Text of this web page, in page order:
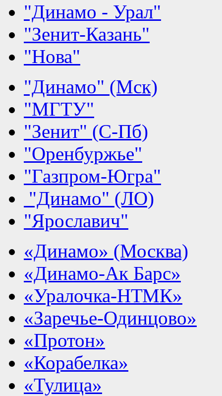
"Динамо - Урал"
"Зенит-Казань"
"Нова"
"Динамо" (Мск)
"МГТУ"
"Зенит" (С-Пб)
"Оренбуржье"
"Газпром-Югра"
"Динамо" (ЛО)
"Ярославич"
«Динамо» (Москва)
«Динамо-Ак Барс»
«Уралочка-НТМК»
«Заречье-Одинцово»
«Протон»
«Корабелка»
«Тулица»